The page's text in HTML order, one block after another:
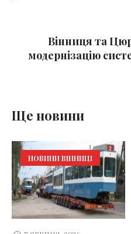
Вінниця та
модернізацію
Ще новини
НОВИНИ ВІННИЦІ